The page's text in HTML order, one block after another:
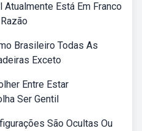
Está Em Franco
Brasileiro Todas As
Exceto
Entre Estar
Ser Gentil
São Ocultas Ou